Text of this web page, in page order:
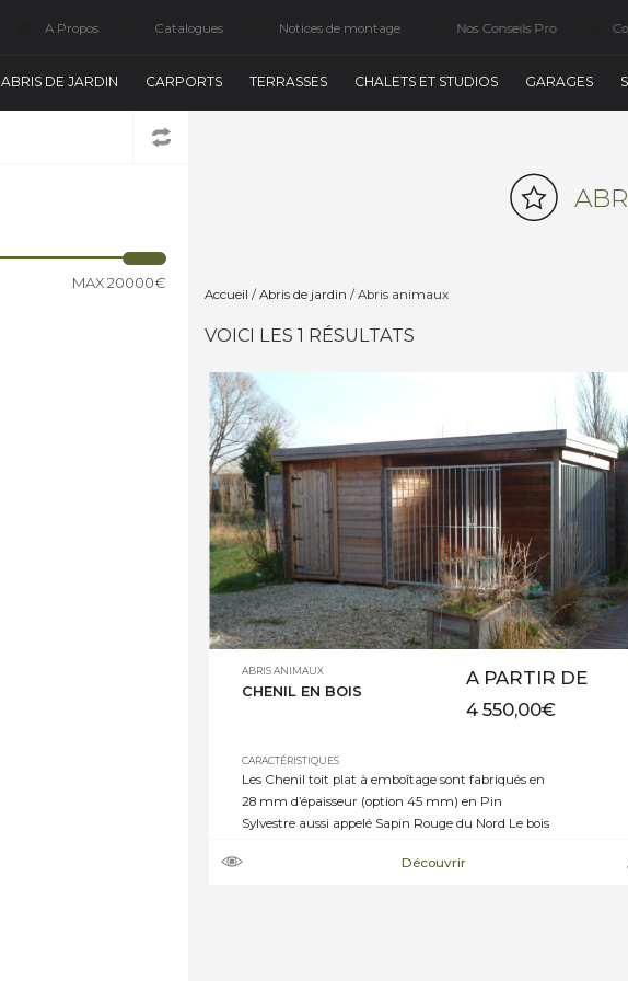
ABRIS DE JARDIN CARPORTS TERRASSES CHALETS ET STUDIOS GARAGES
A Propos Catalogues Notices de montage Nos Conseils Pro
Accueil / Abris de jardin / Abris animaux
MAX20000€
VOICI LES 1 RÉSULTATS
ABRIS ANIMAUX
CHENIL EN BOIS
A PARTIR DE
4 550,00€
CARACTÉRISTIQUES
Les Chenil toit plat à emboîtage sont fabriqués en
28 mm d’épaisseur (option 45 mm) en Pin
Sylvestre aussi appelé Sapin Rouge du Nord Le bois
classe 4 vert Couverture Bac acier (gris anthracite).
Découvrir